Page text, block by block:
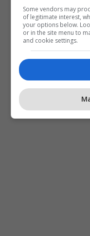
Some vendors may
of legitimate interest,
your options below.
or in the site menu to
and cookie settings.